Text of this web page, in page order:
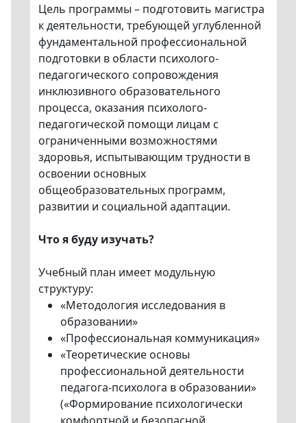
Цель программы – подготовить магистра
к деятельности, требующей углубленной
фундаментальной профессиональной
подготовки в области психолого-
педагогического сопровождения
инклюзивного образовательного
процесса, оказания психолого-
педагогической помощи лицам с
ограниченными возможностями
здоровья, испытывающим трудности в
освоении основных
общеобразовательных программ,
развитии и социальной адаптации.
Что я буду изучать?
Учебный план имеет модульную
структуру:
«Методология исследования в
образовании»
«Профессиональная коммуникация»
«Теоретические основы
профессиональной деятельности
педагога-психолога в образовании»
(«Формирование психологически
комфортной и безопасной